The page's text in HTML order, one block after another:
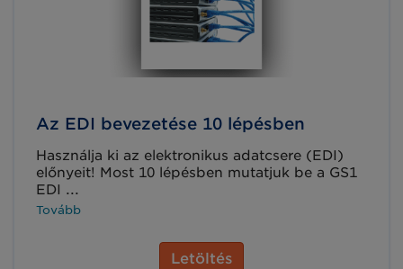
Az EDI bevezetése 10 lépésben
Használja ki az elektronikus adatcsere (EDI)
előnyeit! Most 10 lépésben mutatjuk be a GS1
EDI ...
Tovább
Letöltés